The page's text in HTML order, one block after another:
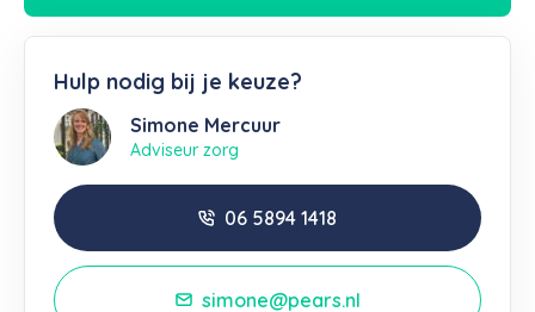
Hulp nodig bij je keuze?
Simone Mercuur
Adviseur zorg
06 5894 1418
simone@pears.nl